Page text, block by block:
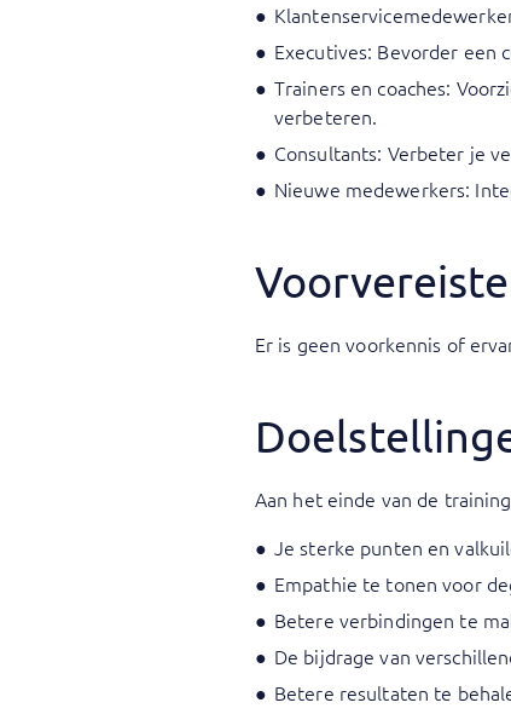
Executives: Bevorder een
Trainers en coaches:
verbeteren.
Consultants: Verbeter je
Nieuwe medewerkers:
Er is geen voorkennis of
Aan het einde van de
Je sterke punten en
Empathie te tonen voor
Betere verbindingen te
De bijdrage van
Betere resultaten te